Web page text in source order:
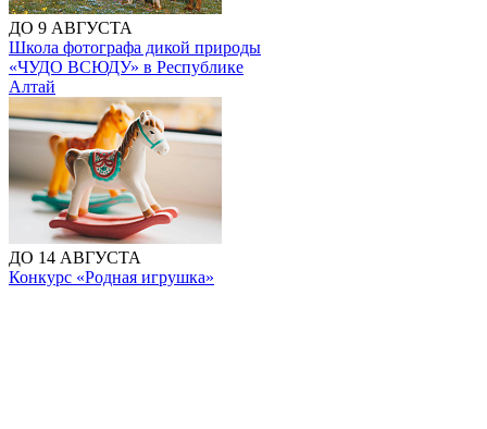
ДО 9 АВГУСТА
Школа фотографа дикой природы
«ЧУДО ВСЮДУ» в Республике
Алтай
ДО 14 АВГУСТА
Конкурс «Родная игрушка»